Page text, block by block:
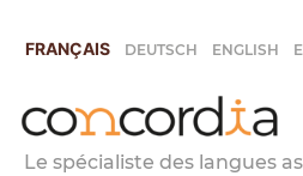
FRANÇAIS DEUTSCH ENGLISH
Le spécialiste des langues